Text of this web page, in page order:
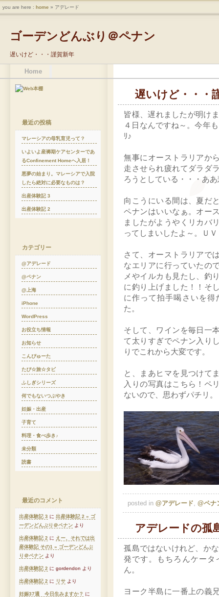
ゴーデンどんぶり＠ペナン
遅いけど・・・謹賀新年
Home
遅いけど・・・
皆様、遅れましたが明け
４日なんですね～。今年
ﾘ♪
無事にオーストラリアか
走させられ疲れてダラダ
ろうとしている・・・あ
向こうにいる間は、夏だ
ペナンはいいなぁ。オー
ましたがようやくリカバ
ってしまいしたよ～。Ｕ
さて、オーストラリアで
なエリアに行っていたの
メやイルカも見たし、釣
に釣り上げました！！そ
に作って拍手喝さいを得
た。
そして、ワインを毎日一
て太りすぎでペナン入り
りでこれから大変です。
と、まあヒマを見つけて
入りの写真はこちら！ペ
ないので、思わずパチリ。
posted in @アデレード @ペナ
アデレードの孤
孤島ではないけれど、か
発です。もちろんケータ
ん。
ヨーク半島に一番上の義
最近の投稿
マレーシアの母乳育児って？
いよいよ産褥期ケアセンターであ
るConfinement Homeへ入居！
悪夢の始まり。マレーシアで入院
したら絶対に必要なものは？
出産体験記 3
出産体験記 2
カテゴリー
@アデレード
@ペナン
@上海
iPhone
WordPress
お役立ち情報
お知らせ
こんぴゅーた
たび☆旅☆タビ
ふしぎシリーズ
何でもないつぶやき
妊娠・出産
子育て
料理・食べ歩き♪
未分類
読書
最近のコメント
出産体験記 3 に 出産体験記 2 » ゴ
ーデンどんぶり＠ペナン より
出産体験記 2 に えー、それでは出
産体験記 その1 » ゴーデンどんぶ
り＠ペナン より
出産体験記 2 に gordendon より
出産体験記 2 に リサ より
妊娠37週 今日生みますか？ に
you are here : home » アデレード